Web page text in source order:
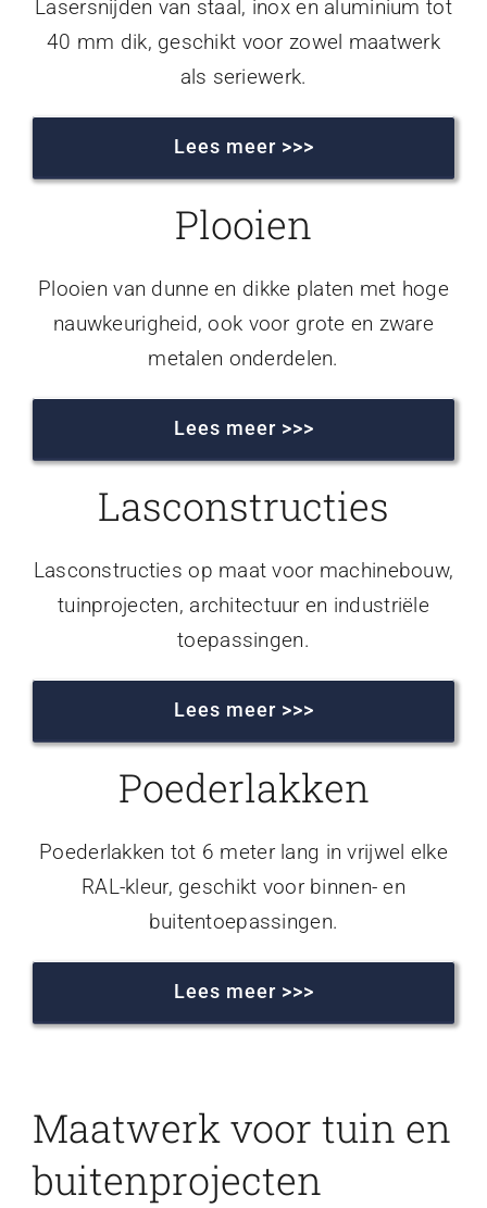
Lasersnijden van staal, inox en aluminium tot
40 mm dik, geschikt voor zowel maatwerk
als seriewerk.
Lees meer >>>
Plooien
Plooien van dunne en dikke platen met hoge
nauwkeurigheid, ook voor grote en zware
metalen onderdelen.
Lees meer >>>
Lasconstructies
Lasconstructies op maat voor machinebouw,
tuinprojecten, architectuur en industriële
toepassingen.
Lees meer >>>
Poederlakken
Poederlakken tot 6 meter lang in vrijwel elke
RAL-kleur, geschikt voor binnen- en
buitentoepassingen.
Lees meer >>>
Maatwerk voor tuin en
buitenprojecten